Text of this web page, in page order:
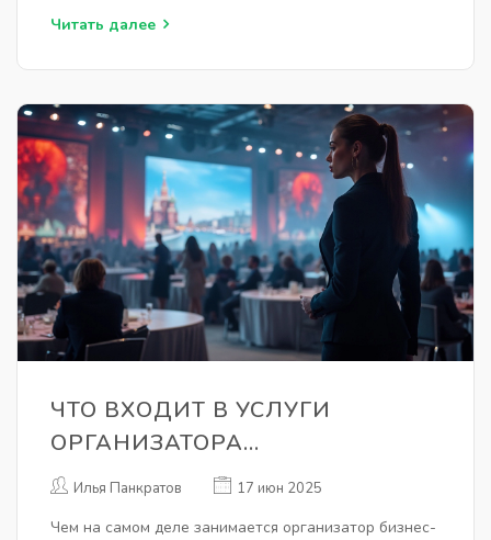
краткие примеры, чтобы вы не терялись в выборе.
Читать далее
ЧТО ВХОДИТ В УСЛУГИ
ОРГАНИЗАТОРА
МЕРОПРИЯТИЙ: РАЗБОР ПО
Илья Панкратов 17 июн 2025
Чем на самом деле занимается организатор бизнес-